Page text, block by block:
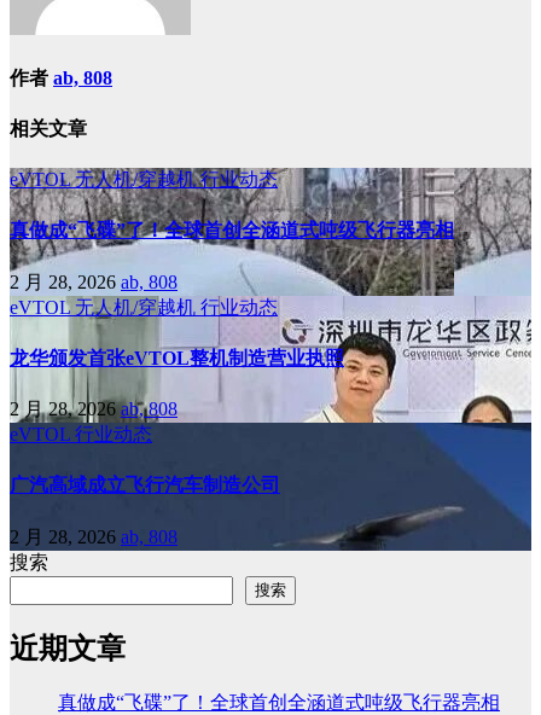
作者 ab, 808
相关文章
eVTOL无人机/穿越机行业动态
真做成“飞碟”了！全球首创全涵道式吨级飞行器亮相
2 月 28, 2026 ab, 808
eVTOL 无人机/穿越机 行业动态
龙华颁发首张eVTOL整机制造营业执照
2 月 28, 2026ab, 808
eVTOL 行业动态
广汽高域成立飞行汽车制造公司
2 月 28, 2026 ab, 808
搜索
搜索
近期文章
真做成“飞碟”了！全球首创全涵道式吨级飞行器亮相